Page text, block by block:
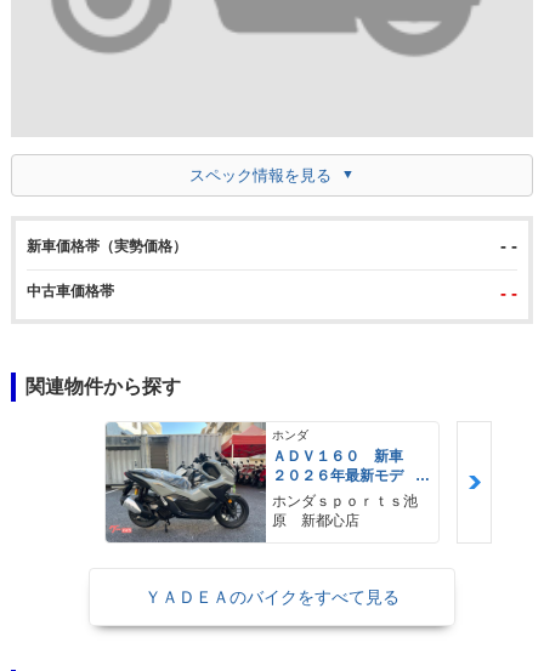
スペック情報を見る
新車価格帯（実勢価格） - -
中古車価格帯 - -
関連物件から探す
ホンダ
ＡＤＶ１６０ 新車
２０２６年最新モデ
ル パールスモーキー
グレー スマートキ
ー ２９Ｌメットイ
ホンダｓｐｏｒｔｓ池
原 新都心店
ＹＡＤＥＡのバイクをすべて見る